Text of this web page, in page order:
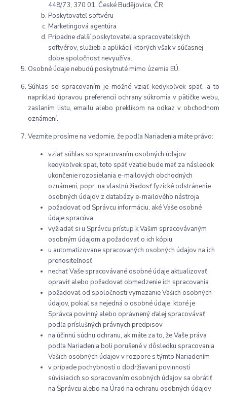
448/73, 370 01, České Budějovice, ČR
Poskytovateľ softvéru
Marketingová agentúra
Prípadne ďalší poskytovatelia spracovateľských
softvérov, služieb a aplikácií, ktorých však v súčasnej
dobe spoločnosť nevyužíva.
Osobné údaje nebudú poskytnuté mimo územia EÚ.
Súhlas so spracovaním je možné vziať kedykoľvek späť, a to
napríklad úpravou preferencií ochrany súkromia v pätičke webu,
zaslaním listu, emailu alebo preklikom na odkaz v obchodnom
oznámení.
Vezmite prosíme na vedomie, že podľa Nariadenia máte právo:
vziať súhlas so spracovaním osobných údajov
kedykoľvek späť, toto späť vzatie bude mať za následok
ukončenie rozosielania e-mailových obchodných
oznámení, popr. na vlastnú žiadosť fyzické odstránenie
osobných údajov z databázy e-mailového nástroja
požadovať od Správcu informáciu, aké Vaše osobné
údaje spracúva
vyžiadať si u Správcu prístup k Vašim spracovávaným
osobným údajom a požadovať o ich kópiu
u automatizovane spracovaných osobných údajov na ich
prenositeľnosť
nechať Vaše spracovávané osobné údaje aktualizovať,
opraviť alebo požadovať obmedzenie ich spracovania
požadovať od spoločnosti vymazanie Vašich osobných
údajov, pokiaľ sa nejedná o osobné údaje, ktoré je
Správca povinný alebo oprávnený ďalej spracovávať
podľa príslušných právnych predpisov
na účinnú súdnu ochranu, ak máte za to, že Vaše práva
podľa Nariadenia boli porušené v dôsledku spracovania
Vašich osobných údajov v rozpore s týmto Nariadením
v prípade pochybností o dodržiavaní povinností
súvisiacich so spracovaním osobných údajov sa obrátiť
na Správcu alebo na Úrad na ochranu osobných údajov